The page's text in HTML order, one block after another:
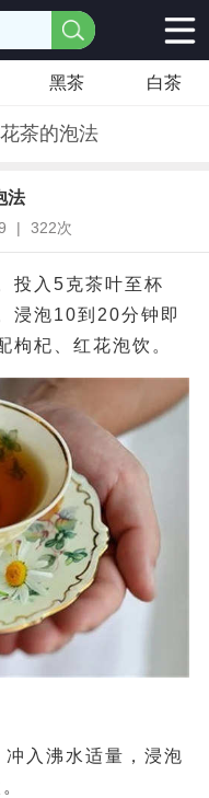
黑茶 白茶
茶的泡法
法
| 322次
入5克茶叶至杯
浸泡10到20分钟即
枸杞、红花泡饮。
入沸水适量，浸泡